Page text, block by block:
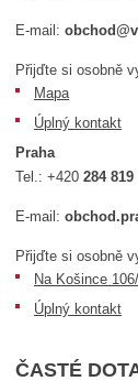
E-mail:
Přijďte si osobně
Mapa
Úplný kontakt
Praha
Tel.:+420284 819
E-mail:
Přijďte si osobně
Na Košince
Úplný kontakt
ČASTÉ